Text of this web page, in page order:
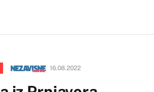
16.08.2022